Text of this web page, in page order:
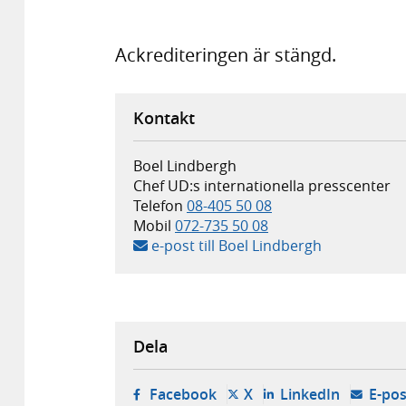
Ackrediteringen är stängd.
Kontakt
Boel Lindbergh
Chef UD:s internationella presscenter
Telefon 08-405 50 08
Mobil 072-735 50 08
e-post till Boel Lindbergh
Dela
Facebook- öppnas i ny flik, extern
X- öppnas i ny flik,
LinkedIn- öppnas
E-